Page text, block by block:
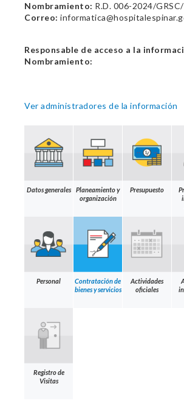
Nombramiento: R.D. 006-2024/
Correo:
Responsable de acceso a la
Nombramiento:
Ver administradores de la información
Datos generales
Planeamiento y
organización
Presupuesto
Personal
Contratación de
bienes y servicios
Actividades
oficiales
Registro de
Visitas